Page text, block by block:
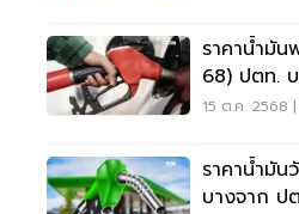
ราคาน้ำมั
68) ปตท.
ล่าสุด
15 ต.ค. 2568
ราคาน้ำมั
บางจาก ป